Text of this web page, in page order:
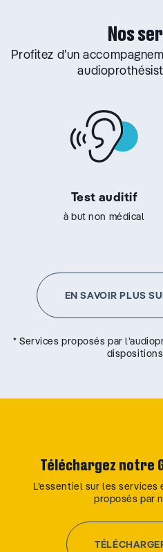
Nos
Profitez d’un
Test auditif
à but non médical
EN SAVOIR PLUS
* Services proposés par
Téléchargez notre
L’essentiel sur les
proposés par